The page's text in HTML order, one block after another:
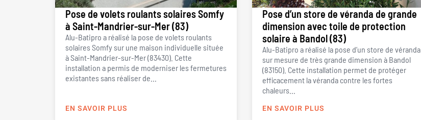
Pose de volets roulants solaires Somfy
à Saint-Mandrier-sur-Mer (83)
Alu-Batipro a réalisé la pose de volets roulants
solaires Somfy sur une maison individuelle située
à Saint-Mandrier-sur-Mer (83430). Cette
installation a permis de moderniser les fermetures
existantes sans réaliser de...
EN SAVOIR PLUS
Pose d’un store de véranda de grande
dimension avec toile de protection
solaire à Bandol (83)
Alu-Batipro a réalisé la pose d’un store de véranda
sur mesure de très grande dimension à Bandol
(83150). Cette installation permet de protéger
efficacement la véranda contre les fortes
chaleurs...
EN SAVOIR PLUS